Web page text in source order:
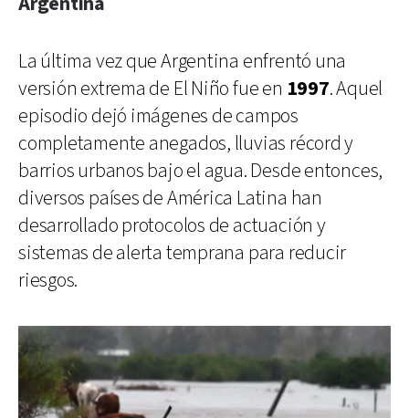
La última vez que Argentina enfrentó una
versión extrema de El Niño fue en 1997. Aquel
episodio dejó imágenes de campos
completamente anegados, lluvias récord y
barrios urbanos bajo el agua. Desde entonces,
diversos países de América Latina han
desarrollado protocolos de actuación y
sistemas de alerta temprana para reducir
riesgos.